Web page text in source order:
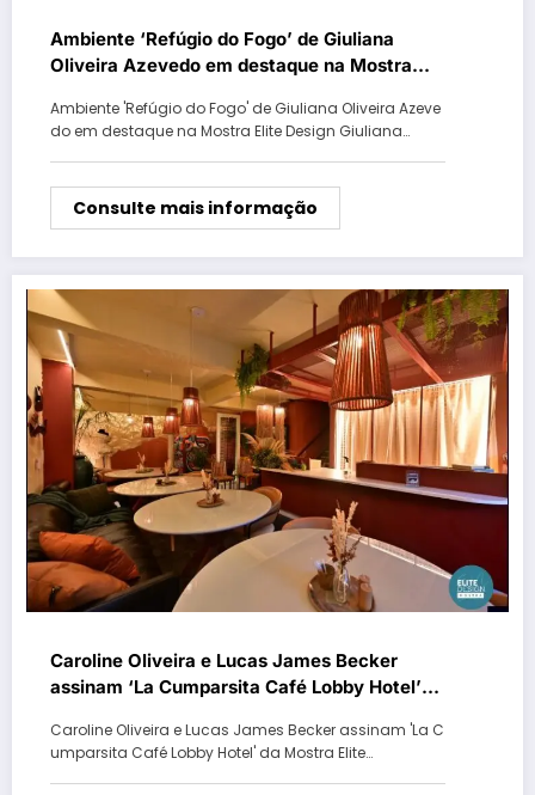
Ambiente ‘Refúgio do Fogo’ de Giuliana
Oliveira Azevedo em destaque na Mostra
Ambiente 'Refúgio do Fogo' de Giuliana Oliveira Azeve
do em destaque na Mostra Elite Design Giuliana…
Consulte mais informação
Caroline Oliveira e Lucas James Becker
assinam ‘La Cumparsita Café Lobby Hotel’
Caroline Oliveira e Lucas James Becker assinam 'La C
umparsita Café Lobby Hotel' da Mostra Elite…